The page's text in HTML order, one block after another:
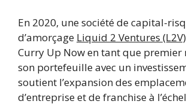
En 2020, une société de capital-
d’amorçage Liquid 2 Ventures (L2V)
Curry Up Now en tant que
son portefeuille avec un
soutient l’expansion des
d’entreprise et de franchise à